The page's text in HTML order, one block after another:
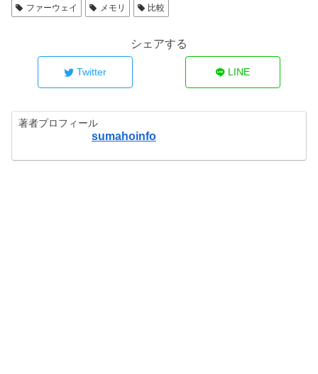
ファーウェイ メモリ 比較
シェアする
Twitter LINE
著者プロフィール
sumahoinfo